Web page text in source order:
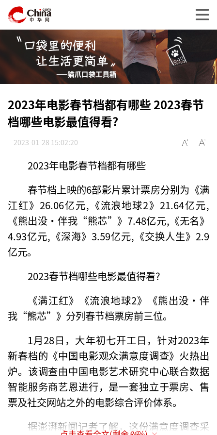
2023年电影春节档都有哪些 2023春节
档哪些电影最值得看?
2023-01-28 15:02:20
2023年电影春节档都有哪些
春节档上映的6部影片累计票房分别为《满
江红》26.06亿元,《流浪地球2》21.64亿元,
《熊出没·伴我“熊芯”》7.48亿元,《无名》
4.93亿元,《深海》3.59亿元,《交换人生》2.9
亿元。
2023春节档哪些电影最值得看?
《满江红》《流浪地球2》《熊出没·伴
我“熊芯”》分列春节档票房前三位。
1月28日，大年初七开工日，针对2023年
新春档的《中国电影观众满意度调查》火热出
炉。该调查由中国电影艺术研究中心联合数据
智能服务商艺恩进行，是一套独立于票房、售
票及社交网站之外的电影综合评价体系。
据澎湃新闻记者了解，这份满意度调查采